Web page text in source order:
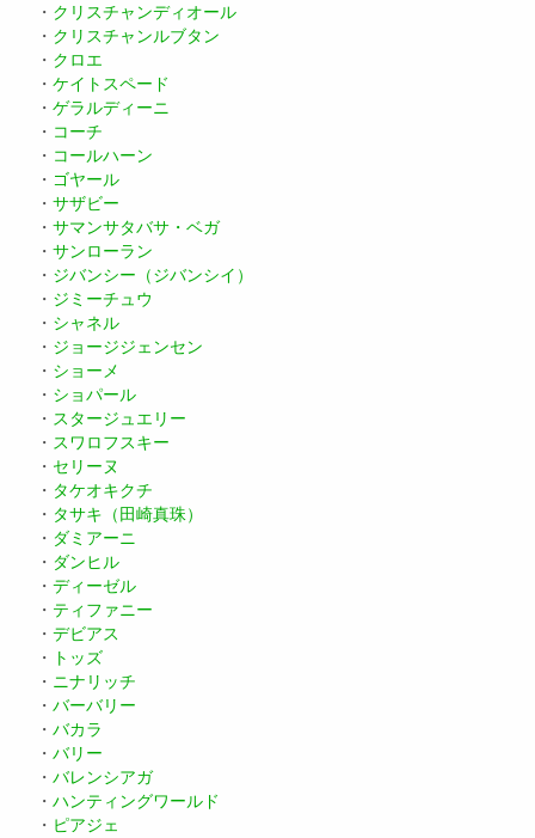
・ クリスチャンディオール
・ クリスチャンルブタン
・ クロエ
・ ケイトスペード
・ ゲラルディーニ
・ コーチ
・ コールハーン
・ ゴヤール
・ サザビー
・ サマンサタバサ・ベガ
・ サンローラン
・ ジバンシー（ジバンシイ）
・ ジミーチュウ
・ シャネル
・ ジョージジェンセン
・ ショーメ
・ ショパール
・ スタージュエリー
・ スワロフスキー
・ セリーヌ
・ タケオキクチ
・ タサキ（田崎真珠）
・ ダミアーニ
・ ダンヒル
・ ディーゼル
・ ティファニー
・ デビアス
・
トッズ
・ ニナリッチ
・ バーバリー
・ バカラ
・ バリー
・ バレンシアガ
・ ハンティングワールド
・ ピアジェ